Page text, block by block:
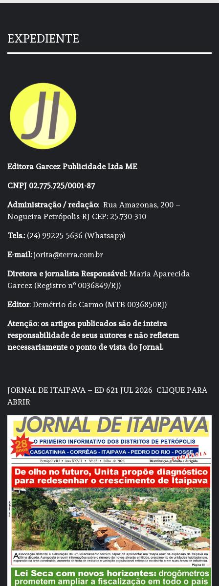
EXPEDIENTE
Editora Garcez Publicidade Ltda ME
CNPJ 02.775.725/0001-87
Administração / redação: Rua Amazonas, 200 –
Nogueira Petrópolis-RJ CEP: 25.730-310
Tels.:(24) 99225-5636 (Whatsapp)
E-mail:jorita@terra.com.br
Diretora e jornalista Responsável:Maria Aparecida
Garcez (Registro nº 0036849/RJ)
Editor: Demétrio do Carmo (MTB 0036850RJ)
Atenção: os artigos publicados são de inteira
responsabilidade de seus autores e não refletem
necessariamente o ponto de vista do Jornal.
JORNAL DE ITAIPAVA – ED 621 JUL 2026 CLIQUE PARA
ABRIR